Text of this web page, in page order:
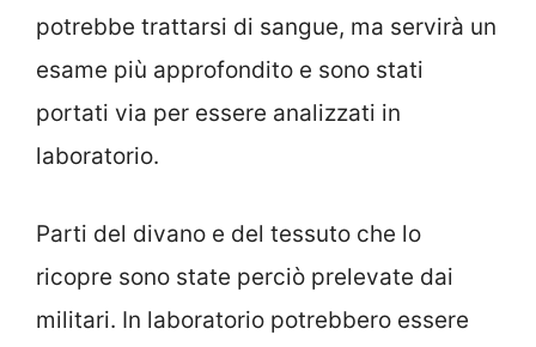
potrebbe trattarsi di sangue, ma servirà un
esame più approfondito e sono stati
portati via per essere analizzati in
laboratorio.
Parti del divano e del tessuto che lo
ricopre sono state perciò prelevate dai
militari. In laboratorio potrebbero essere